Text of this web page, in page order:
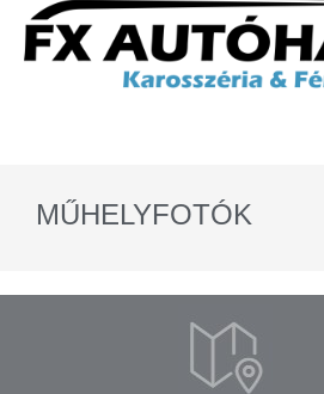
MŰHELYFOTÓK